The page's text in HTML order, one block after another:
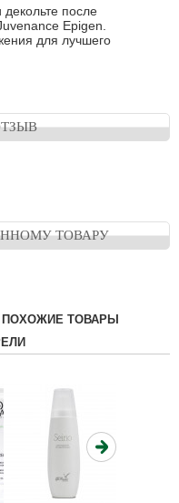
после
Epigen.
для лучшего
ТОВАРУ
ПОХОЖИЕ ТОВАРЫ